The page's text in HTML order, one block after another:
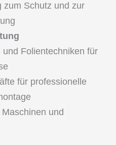
zum Schutz und zur
Folientechniken für
für professionelle
und